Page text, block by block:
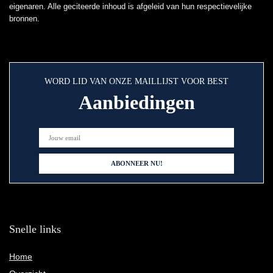
eigenaren. Alle geciteerde inhoud is afgeleid van hun respectievelijke
bronnen.
WORD LID VAN ONZE MAILLIJST VOOR BEST
Aanbiedingen
Snelle links
Home